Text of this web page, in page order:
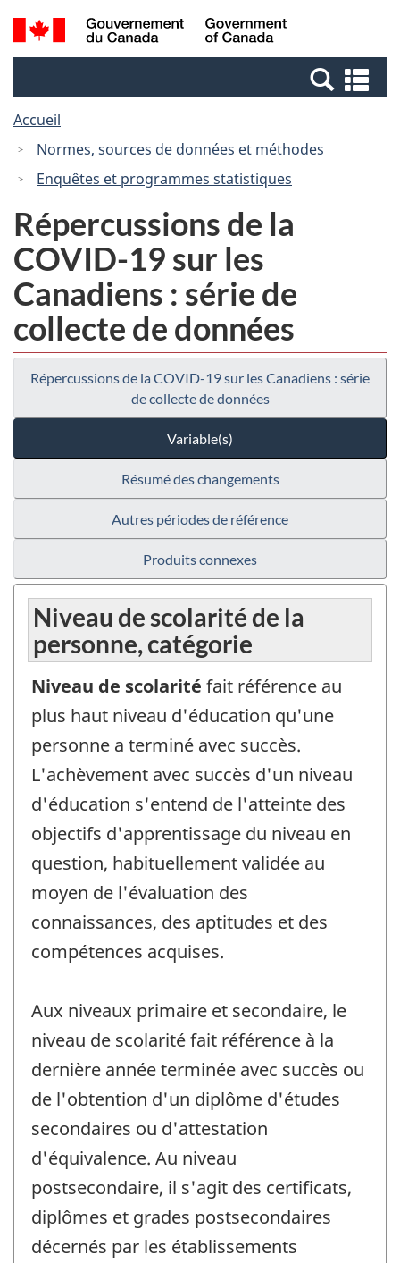
Passer
au
Passer
à
Canada
Recherche
et
et
Accueil
Normes, sources de données et méthodes
Enquêtes et programmes statistiques
Répercussions de la
COVID-19 sur les
Canadiens : série de
collecte de données
Répercussions de la COVID-19 sur les Canadiens : série
de collecte de données
Variable(s)
Résumé des changements
Autres périodes de référence
Produits connexes
Niveau de scolarité de la
personne, catégorie
Niveau de scolarité fait référence au
plus haut niveau d'éducation qu'une
personne a terminé avec succès.
L'achèvement avec succès d'un niveau
d'éducation s'entend de l'atteinte des
objectifs d'apprentissage du niveau en
question, habituellement validée au
moyen de l'évaluation des
connaissances, des aptitudes et des
compétences acquises.
Aux niveaux primaire et secondaire, le
niveau de scolarité fait référence à la
dernière année terminée avec succès ou
de l'obtention d'un diplôme d'études
secondaires ou d'attestation
d'équivalence. Au niveau
postsecondaire, il s'agit des certificats,
diplômes et grades postsecondaires
décernés par les établissements